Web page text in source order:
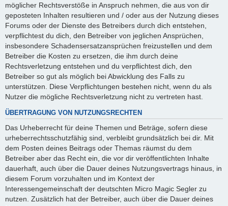
möglicher Rechtsverstöße in Anspruch nehmen, die aus von dir
geposteten Inhalten resultieren und / oder aus der Nutzung dieses
Forums oder der Dienste des Betreibers durch dich entstehen,
verpflichtest du dich, den Betreiber von jeglichen Ansprüchen,
insbesondere Schadensersatzansprüchen freizustellen und dem
Betreiber die Kosten zu ersetzen, die ihm durch deine
Rechtsverletzung entstehen und du verpflichtest dich, den
Betreiber so gut als möglich bei Abwicklung des Falls zu
unterstützen. Diese Verpflichtungen bestehen nicht, wenn du als
Nutzer die mögliche Rechtsverletzung nicht zu vertreten hast.
ÜBERTRAGUNG VON NUTZUNGSRECHTEN
Das Urheberrecht für deine Themen und Beträge, sofern diese
urheberrechtsschutzfähig sind, verbleibt grundsätzlich bei dir. Mit
dem Posten deines Beitrags oder Themas räumst du dem
Betreiber aber das Recht ein, die vor dir veröffentlichten Inhalte
dauerhaft, auch über die Dauer deines Nutzungsvertrags hinaus, in
diesem Forum vorzuhalten und im Kontext der
Interessengemeinschaft der deutschten Micro Magic Segler zu
nutzen. Zusätzlich hat der Betreiber, auch über die Dauer deines